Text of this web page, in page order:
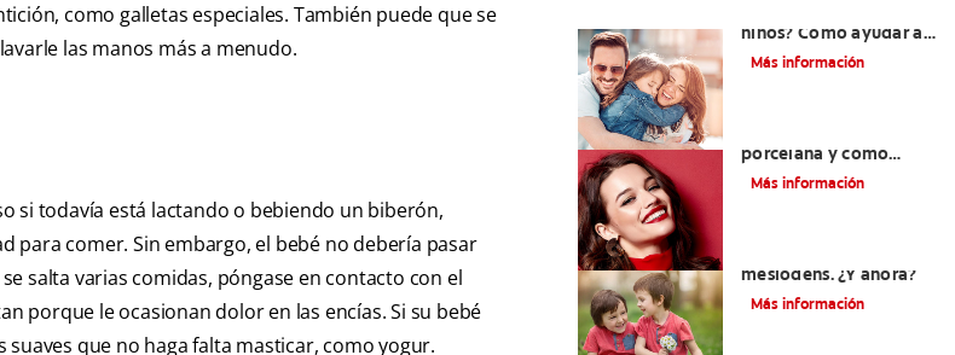
como galletas especiales. También puede que se
las manos más a menudo.
si todavía está lactando o bebiendo un biberón,
para comer. Sin embargo, el bebé no debería pasar
salta varias comidas, póngase en contacto con el
porque le ocasionan dolor en las encías. Si su bebé
que no haga falta masticar, como yogur.
niños? Cómo ayudar a
tus pequeños en el
Más información
porcelana y cómo
cuidarlas?
Más información
mesiodens. ¿Y ahora?
Más información